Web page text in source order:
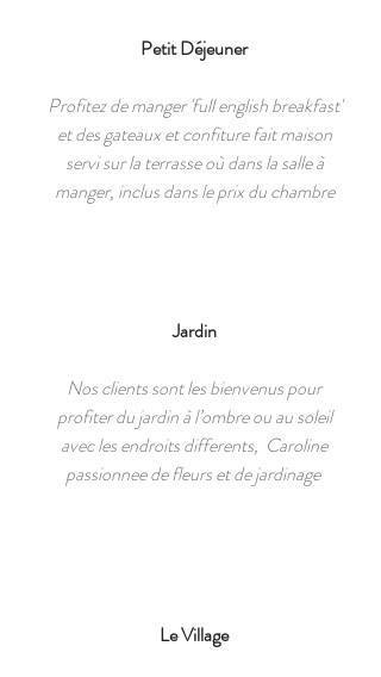
Petit Déjeuner
Profitez de manger 'full english breakfast'
et des gateaux et confiture fait maison
servi sur la terrasse où dans la salle à
manger, inclus dans le prix du chambre
Jardin
Nos clients sont les bienvenus pour
profiter du jardin à l’ombre ou au soleil
avec les endroits differents, Caroline
passionnee de fleurs et de jardinage
Le Village